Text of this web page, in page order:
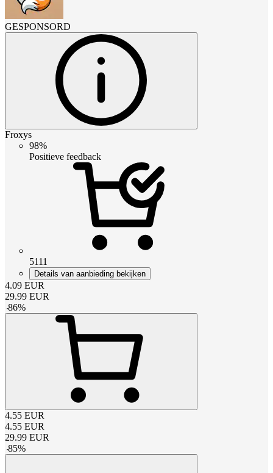
GESPONSORD
Froxys
98%
Positieve feedback
5111
Details van aanbieding bekijken
4.09 EUR
29.99 EUR
-86%
4.55 EUR
4.55 EUR
29.99 EUR
-85%